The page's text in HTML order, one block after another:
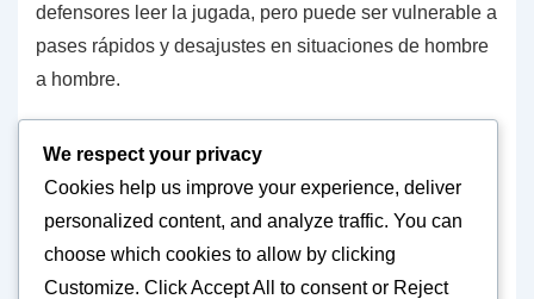
defensores leer la jugada, pero puede ser vulnerable a
pases rápidos y desajustes en situaciones de hombre
a hombre.
Por el contrario, la cobertura hombre a hombre puede
neutralizar efectivamente a receptores estrella y
aplicar presión, pero puede dejar expuestos a los
defensores si no pueden mantenerse al día con sus
asignaciones. Comprender estos intercambios es
We respect your privacy
Cookies help us improve your experience, deliver
personalized content, and analyze traffic. You can
choose which cookies to allow by clicking
Customize. ClickAccept All to consent or Reject